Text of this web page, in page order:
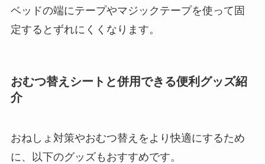
ベッドの端にテープやマジックテープを使って固
定するとずれにくくなります。
おむつ替えシートと併用できる便利グッズ紹
介
おねしょ対策やおむつ替えをより快適にするため
に、以下のグッズもおすすめです。